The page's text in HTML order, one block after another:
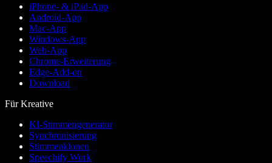
iPhone- & iPad-App
Android-App
Mac-App
Windows-App
Web-App
Chrome-Erweiterung
Edge-Add-on
Download
Für Kreative
KI-Stimmengenerator
Synchronisierung
Stimmenklonen
Speechify Work